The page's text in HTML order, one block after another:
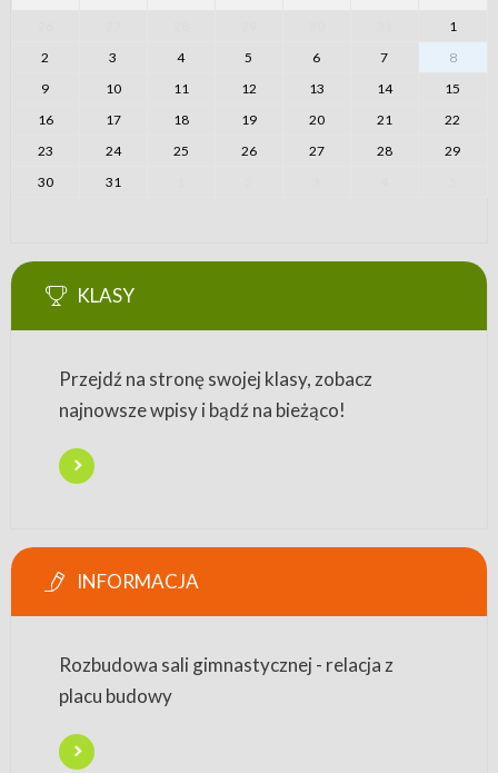
1
2
3 4 5 6 7
8
9
10 11 12 13 14
15
16
17 18 19 20 21
22
23
24 25 26 27 28
29
30
31
KLASY
Przejdź na stronę swojej klasy, zobacz
najnowsze wpisy i bądź na bieżąco!
INFORMACJA
Rozbudowa sali gimnastycznej - relacja z
placu budowy